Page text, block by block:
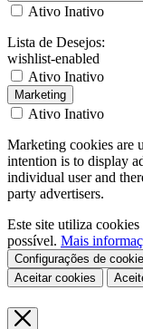
Ativo Inativo
Lista de Desejos:
wishlist-enabled
Ativo Inativo
Marketing
Ativo Inativo
Marketing cookies are
intention is to display
individual user and
party advertisers.
Este site utiliza
possível. Mais
Configurações de
Aceitar cookies